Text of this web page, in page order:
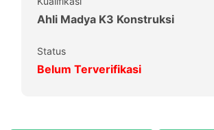
Ahli Madya K3 Konstruksi
Status
Belum Terverifikasi